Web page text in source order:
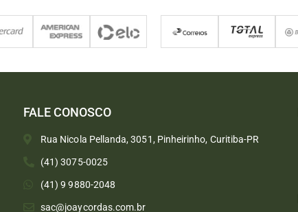
FALE CONOSCO
Rua Nicola Pellanda, 3051, Pinheirinho, Curitiba-PR
(41) 3075-0025
(41) 9 9880-2048
sac@joaycordas.com.br